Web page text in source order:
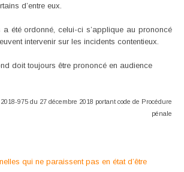
d’entre eux.
été ordonné, celui-ci s’applique au prononcé
intervenir sur les incidents contentieux.
doit toujours être prononcé en audience
975 du 27 décembre 2018 portant code de Procédure
pénale
qui ne paraissent pas en état d’être